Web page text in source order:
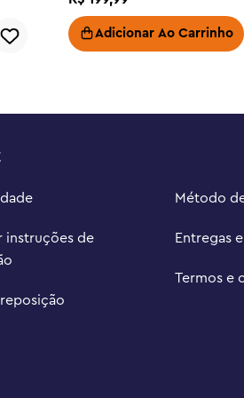
os
cm de
Adicionar Ao Carrinho
instruções de
Método
Entregas
Termos e